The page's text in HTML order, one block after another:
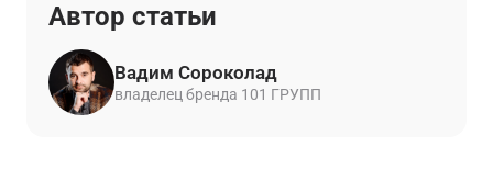
Автор статьи
Вадим Сороколад
владелец бренда 101 ГРУПП